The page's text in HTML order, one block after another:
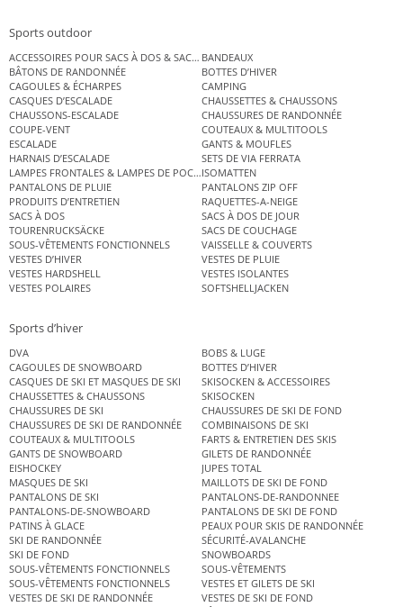
Sports outdoor
ACCESSOIRES POUR SACS À DOS & SACS ÉTANCHES
BANDEAUX
BÂTONS DE RANDONNÉE
BOTTES D’HIVER
CAGOULES & ÉCHARPES
CAMPING
CASQUES D’ESCALADE
CHAUSSETTES & CHAUSSONS
CHAUSSONS-ESCALADE
CHAUSSURES DE RANDONNÉE
COUPE-VENT
COUTEAUX & MULTITOOLS
ESCALADE
GANTS & MOUFLES
HARNAIS D’ESCALADE
SETS DE VIA FERRATA
LAMPES FRONTALES & LAMPES DE POCHEISOMATTEN
PANTALONS DE PLUIE
PANTALONS ZIP OFF
PRODUITS D’ENTRETIEN
RAQUETTES-A-NEIGE
SACS À DOS
SACS À DOS DE JOUR
TOURENRUCKSÄCKE
SACS DE COUCHAGE
SOUS-VÊTEMENTS FONCTIONNELS
VAISSELLE & COUVERTS
VESTES D’HIVER
VESTES DE PLUIE
VESTES HARDSHELL
VESTES ISOLANTES
VESTES POLAIRES
SOFTSHELLJACKEN
Sports d’hiver
DVA
BOBS & LUGE
CAGOULES DE SNOWBOARD
BOTTES D’HIVER
CASQUES DE SKI ET MASQUES DE SKI
SKISOCKEN & ACCESSOIRES
CHAUSSETTES & CHAUSSONS
SKISOCKEN
CHAUSSURES DE SKI
CHAUSSURES DE SKI DE FOND
CHAUSSURES DE SKI DE RANDONNÉE
COMBINAISONS DE SKI
COUTEAUX & MULTITOOLS
FARTS & ENTRETIEN DES SKIS
GANTS DE SNOWBOARD
GILETS DE RANDONNÉE
EISHOCKEY
JUPES TOTAL
MASQUES DE SKI
MAILLOTS DE SKI DE FOND
PANTALONS DE SKI
PANTALONS-DE-RANDONNEE
PANTALONS-DE-SNOWBOARD
PANTALONS DE SKI DE FOND
PATINS À GLACE
PEAUX POUR SKIS DE RANDONNÉE
SKI DE RANDONNÉE
SÉCURITÉ-AVALANCHE
SKI DE FOND
SNOWBOARDS
SOUS-VÊTEMENTS FONCTIONNELS
SOUS-VÊTEMENTS
SOUS-VÊTEMENTS FONCTIONNELS
VESTES ET GILETS DE SKI
VESTES DE SKI DE RANDONNÉE
VESTES DE SKI DE FOND